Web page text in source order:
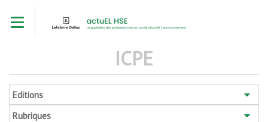
contenu
ICPE
Editions
Rubriques